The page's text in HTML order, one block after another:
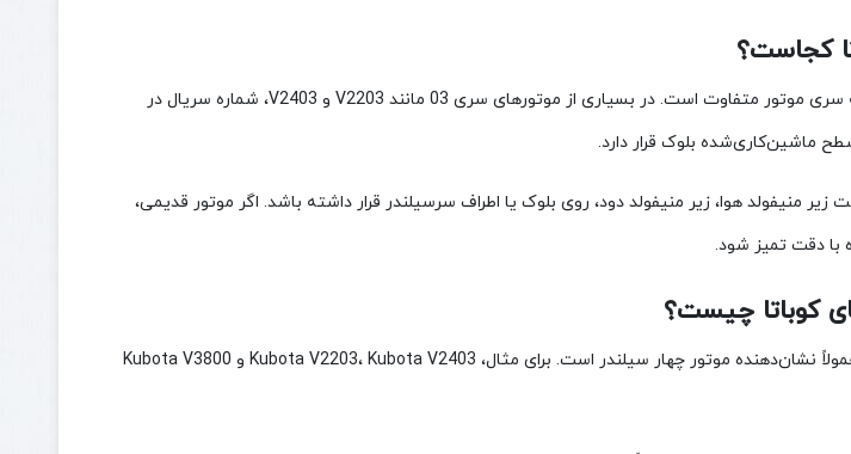
محل شماره سریال موتور کوباتا بسته به سری موتور متفاوت است. در بسیاری از موتورهای سری 03 مانند V2203 و V2403، شماره سریال در
ماشین‌کاری‌شده بلوک قرار دارد.
منیفولد هوا، زیر منیفولد دود، روی بلوک یا اطراف سرسیلندر قرار داشته باشد. اگر موتور قدیمی،
با دقت تمیز شود.
در نام‌گذاری موتورهای کوباتا، حرف V معمولاً نشان‌دهنده موتور چهار سیلندر است. برای مثال، Kubota V2203، Kubota V2403 و Kubota V3800